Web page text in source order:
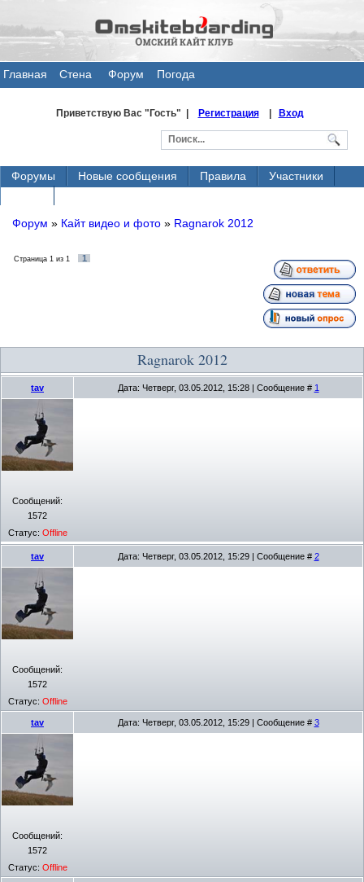
Главная
Стена
Форум Погода
Приветствую Вас"Гость" | Регистрация| Вход
Форумы Новые сообщения Правила
Участники
Форум » Кайт видео и фото » Ragnarok 2012
Страница 1 из 1 1
Ragnarok 2012
tav Дата: Четверг, 03.05.2012, 15:28 | Сообщение # 1
Сообщений:
1572
Статус: Offline
tav Дата: Четверг, 03.05.2012, 15:29 | Сообщение # 2
Сообщений:
1572
Статус: Offline
tav Дата: Четверг, 03.05.2012, 15:29 | Сообщение # 3
Сообщений:
1572
Статус: Offline